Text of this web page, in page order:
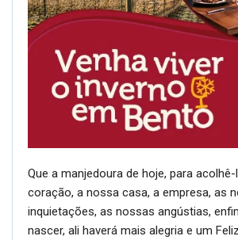
Que a manjedoura de hoje, para
coração, a nossa casa, a empresa, as
inquietações, as nossas angústias,
nascer, ali haverá mais alegria e um